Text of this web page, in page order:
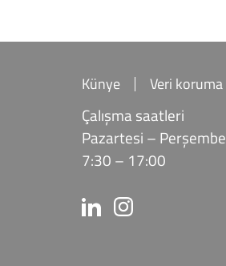
Künye Veri koruma
Çalışma saatleri
Pazartesi – Perşembe
7:30 – 17:00